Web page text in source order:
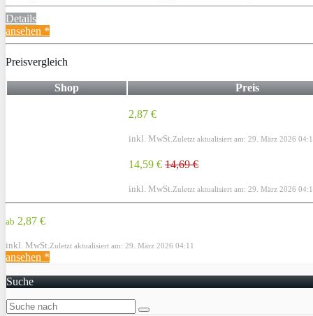
Details
ansehen *
Preisvergleich
Shop Preis
2,87 €
inkl. MwSt. Zuletzt aktualisiert am: 29. März 2026
14,59 € 14,69 €
inkl. MwSt. Zuletzt aktualisiert am: 29. März 2026
ab 2,87 €
inkl. MwSt. Zuletzt aktualisiert am: 29. März 2026 04:11
ansehen *
Suche